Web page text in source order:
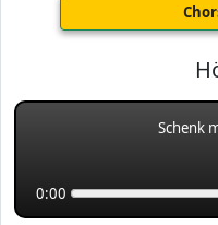
Schenk
0:00